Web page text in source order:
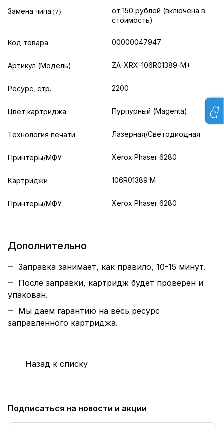
Замена чипа ?
от 150 рублей (включена в
стоимость)
Код товара 00000047947
Артикул (Модель) ZA-XRX-106R01389-M+
Ресурс, стр. 2200
Цвет картриджа Пурпурный (Magenta)
Технология печати Лазерная/Светодиодная
Принтеры/МФУ Xerox Phaser 6280
Картриджи 106R01389 M
Принтеры/МФУ Xerox Phaser 6280
Дополнительно
Заправка занимает, как правило, 10-15 минут.
После заправки, картридж будет проверен и
упакован.
Мы даем гарантию на весь ресурс
заправленного картриджа.
Назад к списку
Подписаться на новости и акции